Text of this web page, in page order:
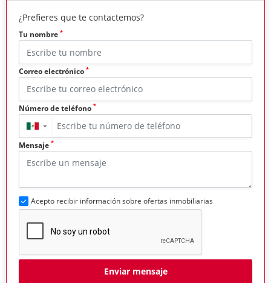
¿Prefieres que te contactemos?
Tu nombre *
Correo electrónico *
Número de teléfono *
▼
Mensaje *
Acepto recibir información sobre ofertas inmobiliarias
Enviar mensaje